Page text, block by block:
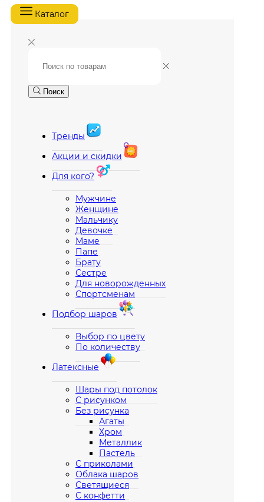
Каталог
Поиск
Тренды
Акции и скидки
Для кого?
Мужчине
Женщине
Мальчику
Девочке
Маме
Папе
Брату
Сестре
Для новорожденных
Спортсменам
Подбор шаров
Выбор по цвету
По количеству
Латексные
Шары под потолок
С рисунком
Без рисунка
Агаты
Хром
Металлик
Пастель
С приколами
Облака шаров
Светящиеся
С конфетти